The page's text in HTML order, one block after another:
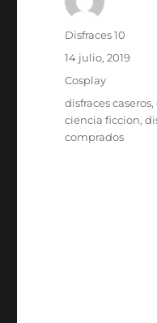
Autor
Disfraces 10
Publicado
14 julio, 2019
Categorías
Cosplay
Etiquetas
disfraces caseros,
ciencia ficcion,
comprados